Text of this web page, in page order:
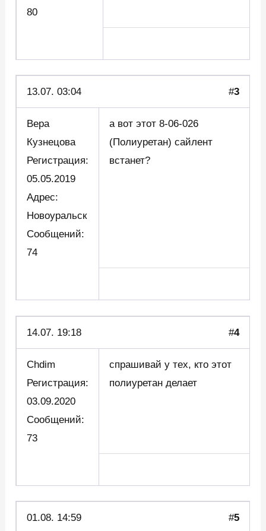
80
13.07. 03:04 #3
Вера
Кузнецова
Регистрация:
05.05.2019
Адрес:
Новоуральск
Сообщений:
74
а вот этот 8-06-026
(Полиуретан) сайлент
встанет?
14.07. 19:18 #4
Chdim
Регистрация:
03.09.2020
Сообщений:
73
спрашивай у тех, кто этот
полиуретан делает
01.08. 14:59 #5